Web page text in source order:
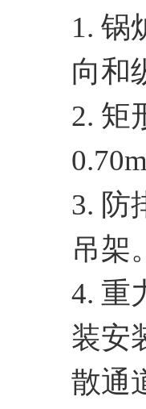
1. 锅
向和
2. 矩
3. 防
吊架
4. 重
装安
散通